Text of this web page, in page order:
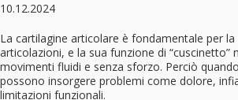
10.12.2024
La cartilagine articolare è fondamentale per
articolazioni, e la sua funzione di “cuscinetto”
movimenti fluidi e senza sforzo. Perciò
possono insorgere problemi come dolore,
limitazioni funzionali.